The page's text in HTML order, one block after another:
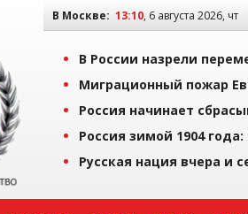
В Москве: 13:10, 6 августа 2026, чт
В России назрели
Миграционный пожар
Россия начинает
Россия зимой 1904
Русская нация вчера и